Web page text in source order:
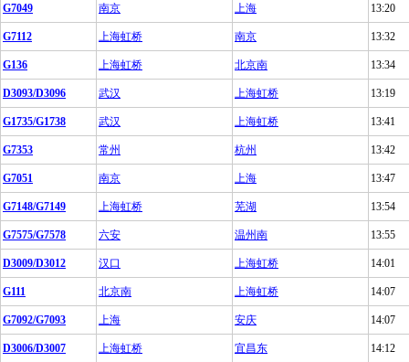
G7049 南京 上海 13:20
G7112 上海虹桥 南京 13:32
G136 上海虹桥 北京南 13:34
D3093/D3096 武汉 上海虹桥 13:19
G1735/G1738 武汉 上海虹桥 13:41
G7353 常州 杭州 13:42
G7051 南京 上海 13:47
G7148/G7149 上海虹桥 芜湖 13:54
G7575/G7578 六安 温州南 13:55
D3009/D3012 汉口 上海虹桥 14:01
G111 北京南 上海虹桥 14:07
G7092/G7093 上海 安庆 14:07
D3006/D3007 上海虹桥 宜昌东 14:12